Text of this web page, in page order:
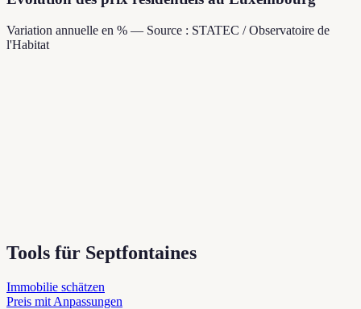
Variation annuelle en % — Source : STATEC / Observatoire de
l'Habitat
Tools für Septfontaines
Immobilie schätzen
Preis mit Anpassungen